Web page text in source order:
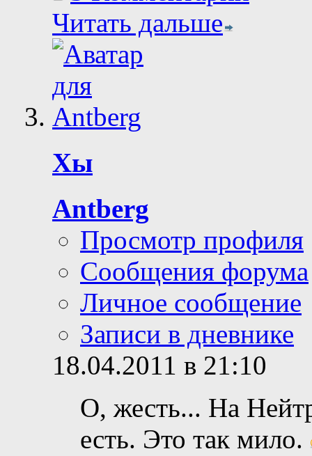
Читать дальше
Хы
Antberg
Просмотр профиля
Сообщения форума
Личное сообщение
Записи в дневнике
18.04.2011 в 21:10
О, жесть... На
есть. Это так мило.